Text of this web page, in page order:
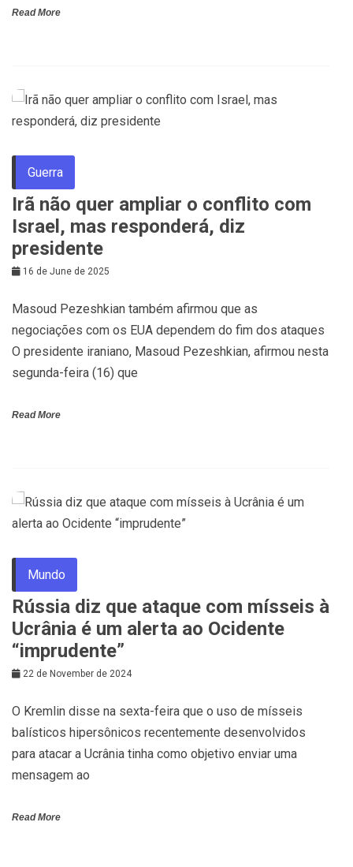
Read More
Guerra
Irã não quer ampliar o conflito com
Israel, mas responderá, diz
presidente
16 de June de 2025
Masoud Pezeshkian também afirmou que as
negociações com os EUA dependem do fim dos ataques
O presidente iraniano, Masoud Pezeshkian, afirmou nesta
segunda-feira (16) que
Read More
Mundo
Rússia diz que ataque com mísseis à
Ucrânia é um alerta ao Ocidente
“imprudente”
22 de November de 2024
O Kremlin disse na sexta-feira que o uso de mísseis
balísticos hipersônicos recentemente desenvolvidos
para atacar a Ucrânia tinha como objetivo enviar uma
mensagem ao
Read More